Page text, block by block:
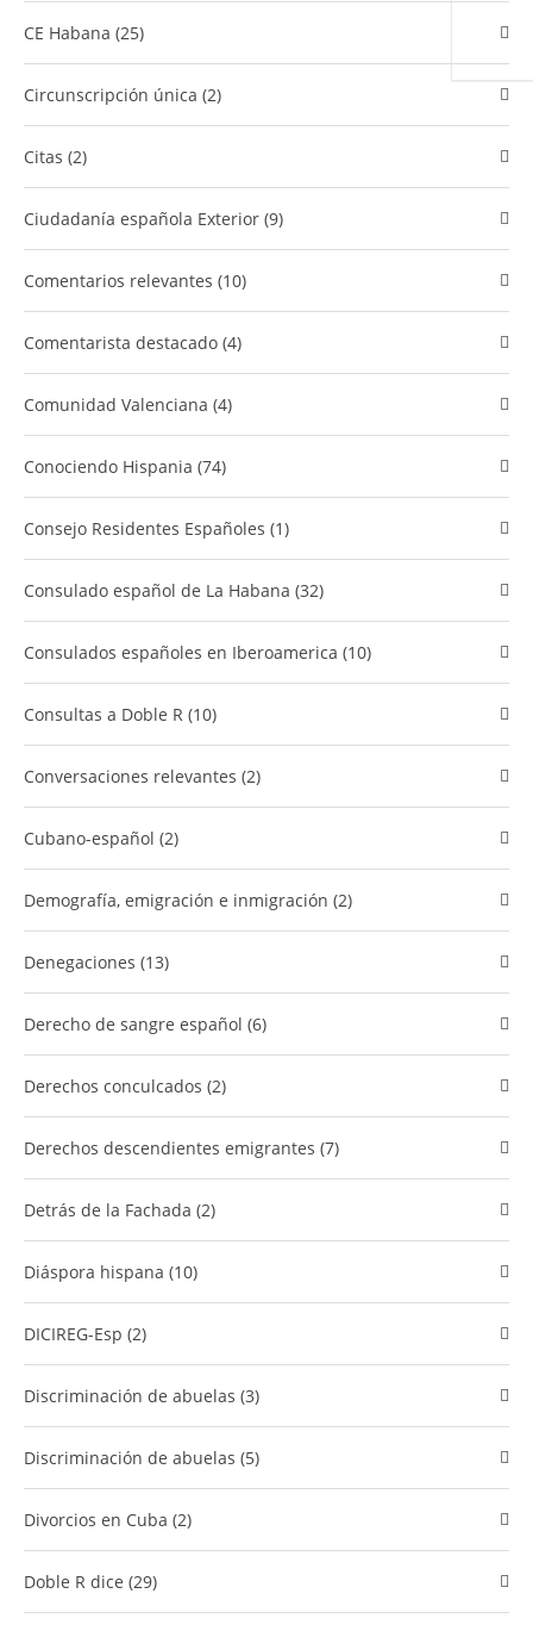
CE Habana (25)
Circunscripción única (2)
Citas (2)
Ciudadanía española Exterior (9)
comentarios relevantes (10)
Comentarista destacado (4)
Comunidad Valenciana (4)
​Conociendo Hispania (74)
Consejo Residentes Españoles (1)
Consulado español de La Habana (32)
Consulados españoles en Iberoamerica (10)
Consultas a Doble R (10)
Conversaciones relevantes (2)
cubano-español (2)
Demografía, emigración e inmigración (2)
Denegaciones (13)
Derecho de sangre español (6)
Derechos conculcados (2)
​Derechos descendientes emigrantes (7)
Detrás de la Fachada (2)
Diáspora hispana (10)
DICIREG-Esp (2)
Discriminación de abuelas (3)
Discriminación de abuelas (5)
divorcios en Cuba (2)
Doble R dice (29)